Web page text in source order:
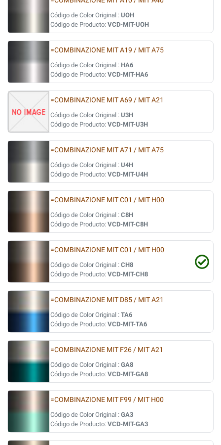
Código de Color Original : UOH
Código de Producto: VCD-MIT-UOH
=COMBINAZIONE MIT A19 / MIT A75
Código de Color Original : HA6
Código de Producto: VCD-MIT-HA6
=COMBINAZIONE MIT A69 / MIT A21
Código de Color Original : U3H
Código de Producto: VCD-MIT-U3H
=COMBINAZIONE MIT A71 / MIT A75
Código de Color Original : U4H
Código de Producto: VCD-MIT-U4H
=COMBINAZIONE MIT C01 / MIT H00
Código de Color Original : C8H
Código de Producto: VCD-MIT-C8H
=COMBINAZIONE MIT C01 / MIT H00
Código de Color Original : CH8
Código de Producto: VCD-MIT-CH8
=COMBINAZIONE MIT D85 / MIT A21
Código de Color Original : TA6
Código de Producto: VCD-MIT-TA6
=COMBINAZIONE MIT F26 / MIT A21
Código de Color Original : GA8
Código de Producto: VCD-MIT-GA8
=COMBINAZIONE MIT F99 / MIT H00
Código de Color Original : GA3
Código de Producto: VCD-MIT-GA3